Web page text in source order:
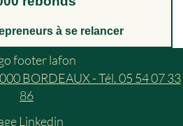
à se relancer
BORDEAUX - Tél. 05 54 07 33
86
Linkedin